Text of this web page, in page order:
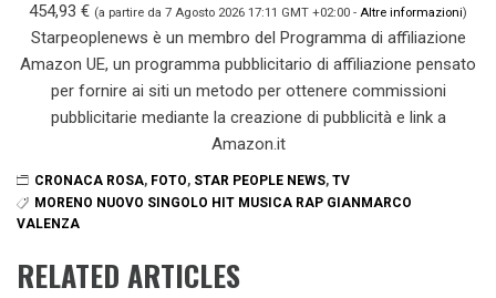
454,93 € (a partire da 7 Agosto 2026 17:11 GMT +02:00 - Altre informazioni)
Starpeoplenews è un membro del Programma di affiliazione
Amazon UE, un programma pubblicitario di affiliazione pensato
per fornire ai siti un metodo per ottenere commissioni
pubblicitarie mediante la creazione di pubblicità e link a
Amazon.it
CRONACA ROSA, FOTO, STAR PEOPLE NEWS, TV
MORENO NUOVO SINGOLO HIT MUSICA RAP GIANMARCO
VALENZA
RELATED ARTICLES